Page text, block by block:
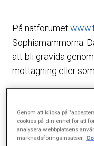
På nätforumet
Sophiamammorna.
att bli gravida
mottagning eller
Den första så
alias Caribe. I
inte fanns andra
Sophiahemmet.
Genom att klicka på
cookies på din enhet för att
analysera webbplatsens
marknadsföringsinsatser.